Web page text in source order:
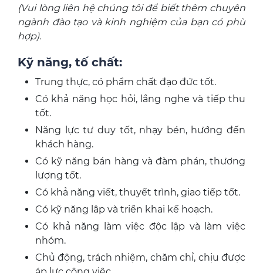
(Vui lòng liên hệ chúng tôi để biết thêm chuyên
ngành đào tạo và kinh nghiệm của bạn có phù
hợp).
Kỹ năng, tố chất:
Trung thực, có phẩm chất đạo đức tốt.
Có khả năng học hỏi, lắng nghe và tiếp thu
tốt.
Năng lực tư duy tốt, nhạy bén, hướng đến
khách hàng.
Có kỹ năng bán hàng và đàm phán, thương
lượng tốt.
Có khả năng viết, thuyết trình, giao tiếp tốt.
Có kỹ năng lập và triển khai kế hoạch.
Có khả năng làm việc độc lập và làm việc
nhóm.
Chủ động, trách nhiệm, chăm chỉ, chịu được